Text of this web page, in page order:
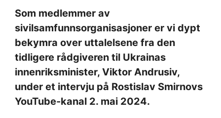
Som medlemmer av
sivilsamfunnsorganisasjoner er vi dypt
bekymra over uttalelsene fra den
tidligere rådgiveren til Ukrainas
innenriksminister, Viktor Andrusiv,
under et intervju på Rostislav Smirnovs
YouTube-kanal 2. mai 2024.